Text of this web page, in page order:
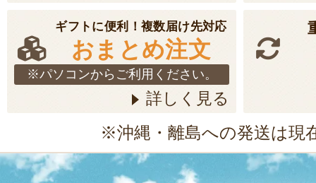
ギフトに便利！複数届け先対応
おまとめ注文
※パソコンからご利用ください。
詳しく見る
※沖縄・離島への発送は現